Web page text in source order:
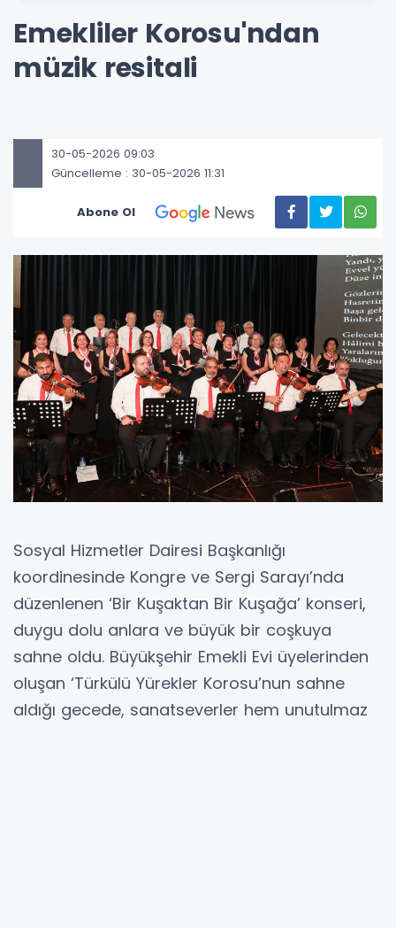
Emekliler Korosu'ndan
müzik resitali
30-05-2026 09:03
Güncelleme : 30-05-2026 11:31
Abone Ol
Sosyal Hizmetler Dairesi Başkanlığı
koordinesinde Kongre ve Sergi Sarayı’nda
düzenlenen ‘Bir Kuşaktan Bir Kuşağa’ konseri,
duygu dolu anlara ve büyük bir coşkuya
sahne oldu. Büyükşehir Emekli Evi üyelerinden
oluşan ‘Türkülü Yürekler Korosu’nun sahne
aldığı gecede, sanatseverler hem unutulmaz